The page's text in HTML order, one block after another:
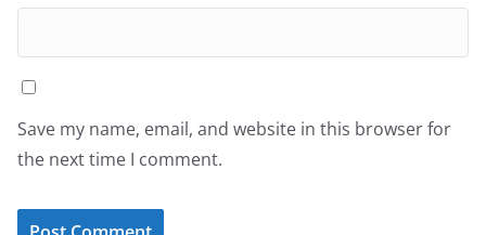
Save my name, email, and website in this browser for
the next time I comment.